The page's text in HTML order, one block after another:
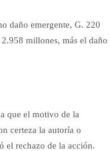
daño emergente, G. 220
millones, más el daño
que el motivo de la
certeza la autoría o
el rechazo de la acción.